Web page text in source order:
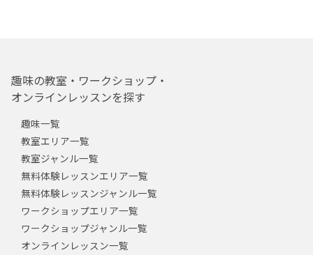
趣味の教室・ワークショップ・
オンラインレッスンを探す
趣味一覧
教室エリア一覧
教室ジャンル一覧
無料体験レッスンエリア一覧
無料体験レッスンジャンル一覧
ワークショップエリア一覧
ワークショップジャンル一覧
オンラインレッスン一覧